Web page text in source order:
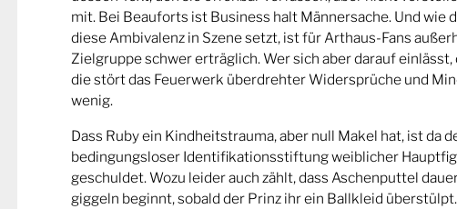
mit. Bei Beauforts ist Business halt Männersache. Und wie
diese Ambivalenz in Szene setzt, ist für Arthaus-Fans
Zielgruppe schwer erträglich. Wer sich aber darauf einlässt,
die stört das Feuerwerk überdrehter Widersprüche und
wenig.
Dass Ruby ein Kindheitstrauma, aber null Makel hat, ist da
bedingungsloser Identifikationsstiftung weiblicher
geschuldet. Wozu leider auch zählt, dass Aschenputtel
giggeln beginnt, sobald der Prinz ihr ein Ballkleid